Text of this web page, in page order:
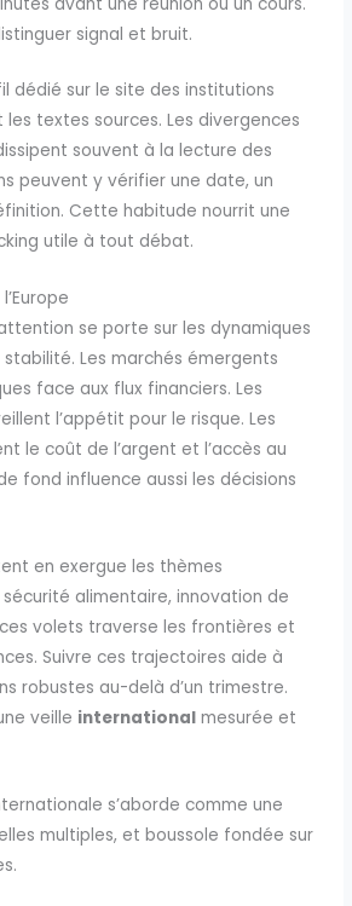
signal et bruit.
dédié sur le site des institutions
textes sources. Les divergences
souvent à la lecture des
peuvent y vérifier une date, un
Cette habitude nourrit une
utile à tout débat.
se porte sur les dynamiques
Les marchés émergents
face aux flux financiers. Les
l’appétit pour le risque. Les
le coût de l’argent et l’accès au
fond influence aussi les décisions
en exergue les thèmes
alimentaire, innovation de
volets traverse les frontières et
Suivre ces trajectoires aide à
robustes au-delà d’un trimestre.
veille international mesurée et
s’aborde comme une
multiples, et boussole fondée sur